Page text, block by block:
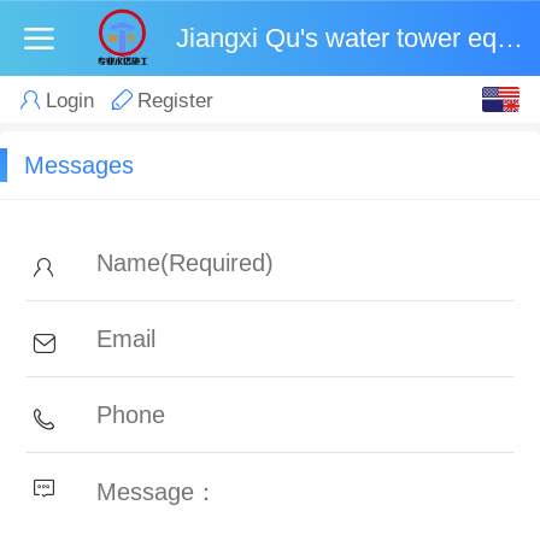
Jiangxi Qu's water tower equipment Co., Ltd
Login Register
Messages